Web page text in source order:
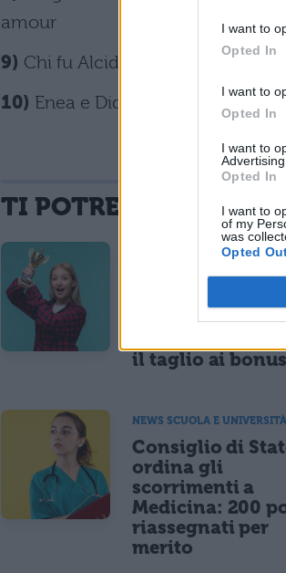
I want to
Opted In
I want to
Opted In
I want to
Advertising.
Opted In
I want to
of my
was
Opted
amour
9) Chi fu Alcide De Gasperi? Un
10) Enea e Didone? Due donne!
TI POTREBBE
Maturità 2026,
domina con
lodi ma i 100
il taglio ai bonus
NEWS SCUOLA E UNIVERSITÀ
Consiglio di
ordina gli
scorrimenti a
Medicina: 200
riassegnati per
merito